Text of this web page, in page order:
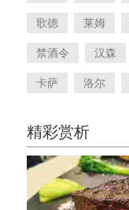
歌德 莱姆
禁酒令 汉森
卡萨 洛尔
精彩赏析